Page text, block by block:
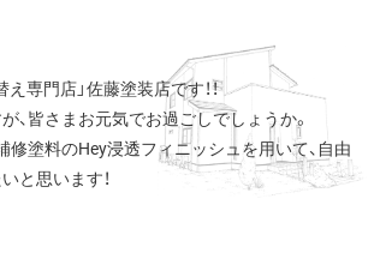
え専門店」佐藤塗装店です！！
、皆さまお元気でお過ごしでしょうか。
修塗料のHey浸透フィニッシュを用いて、自由
と思います！